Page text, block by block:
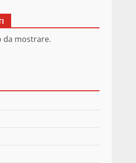
da mostrare.